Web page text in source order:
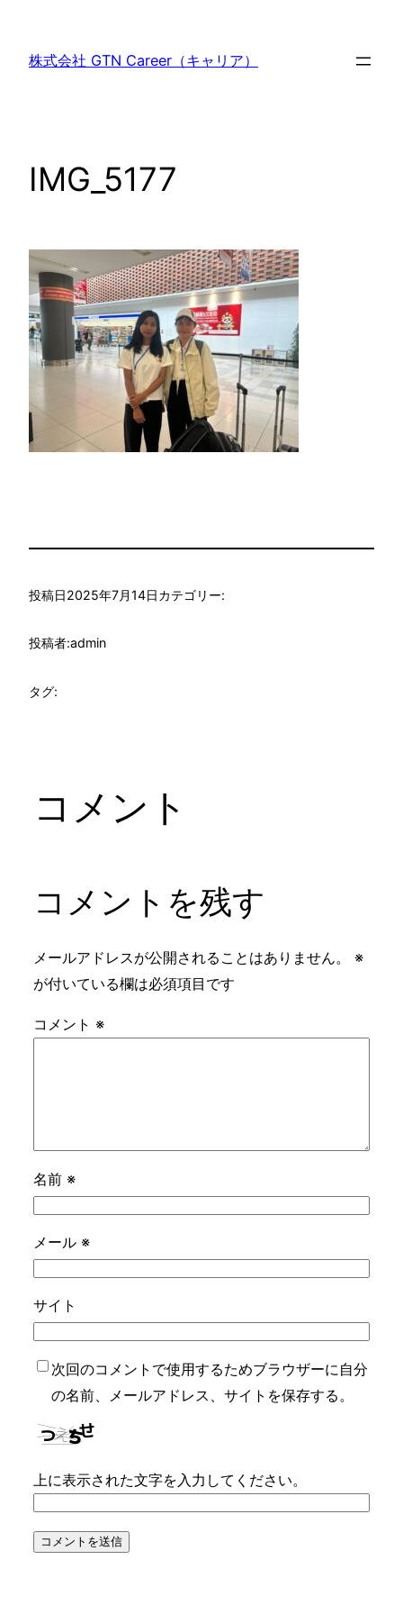
株式会社 GTN Career（キャリア）
IMG_5177
投稿日2025年7月14日カテゴリー:
投稿者:admin
タグ:
コメント
コメントを残す
メールアドレスが公開されることはありません。
※
が付いている欄は必須項目です
コメント ※
名前 ※
メール ※
サイト
次回のコメントで使用するためブラウザーに自分
の名前、メールアドレス、サイトを保存する。
上に表示された文字を入力してください。